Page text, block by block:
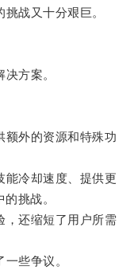
战又十分艰巨。
方案。
外的资源和特殊功
冷却速度、提供更
挑战。
还缩短了用户所需
些争议。